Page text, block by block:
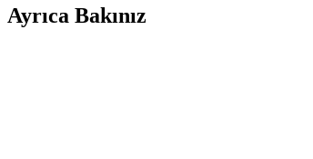
Ayrıca Bakınız